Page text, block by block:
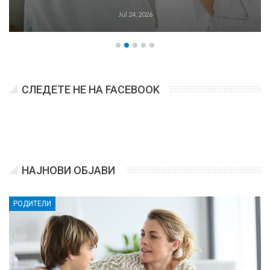
Jul 24, 2026
СЛЕДЕТЕ НЕ НА FACEBOOK
НАЈНОВИ ОБЈАВИ
РОДИТЕЛИ